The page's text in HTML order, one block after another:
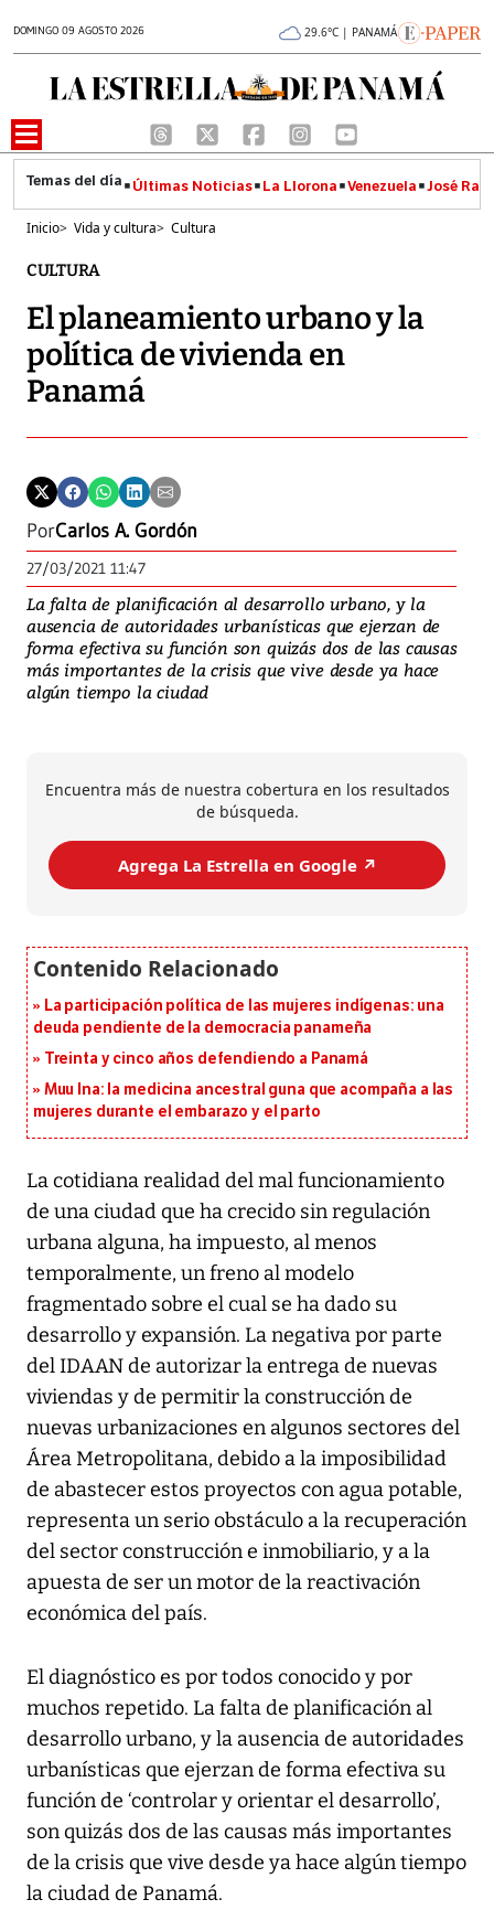
DOMINGO 09 AGOSTO 2026 29.6°C | PANAMÁ
Últimas Noticias La Llorona Venezuela José
Inicio> Vida y cultura> Cultura
CULTURA
El planeamiento urbano y la
política de vivienda en
Panamá
PorCarlos A. Gordón
27/03/2021 11:47
La falta de planificación al desarrollo urbano, y la
ausencia de autoridades urbanísticas que ejerzan de
forma efectiva su función son quizás dos de las causas
más importantes de la crisis que vive desde ya hace
algún tiempo la ciudad
Encuentra más de nuestra cobertura en los resultados
de búsqueda.
Agrega La Estrella en Google ↗️
La participación política de las mujeres indígenas: una
deuda pendiente de la democracia panameña
Treinta y cinco años defendiendo a Panamá
Muu Ina: la medicina ancestral guna que acompaña a las
mujeres durante el embarazo y el parto
La cotidiana realidad del mal funcionamiento
de una ciudad que ha crecido sin regulación
urbana alguna, ha impuesto, al menos
temporalmente, un freno al modelo
fragmentado sobre el cual se ha dado su
desarrollo y expansión. La negativa por parte
del IDAAN de autorizar la entrega de nuevas
viviendas y de permitir la construcción de
nuevas urbanizaciones en algunos sectores del
Área Metropolitana, debido a la imposibilidad
de abastecer estos proyectos con agua potable,
representa un serio obstáculo a la recuperación
del sector construcción e inmobiliario, y a la
apuesta de ser un motor de la reactivación
económica del país.
El diagnóstico es por todos conocido y por
muchos repetido. La falta de planificación al
desarrollo urbano, y la ausencia de autoridades
urbanísticas que ejerzan de forma efectiva su
función de ‘controlar y orientar el desarrollo’,
son quizás dos de las causas más importantes
de la crisis que vive desde ya hace algún tiempo
la ciudad de Panamá.